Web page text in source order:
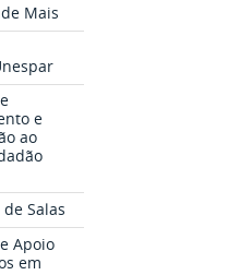
Mais
e
ao
de Salas
Apoio
em